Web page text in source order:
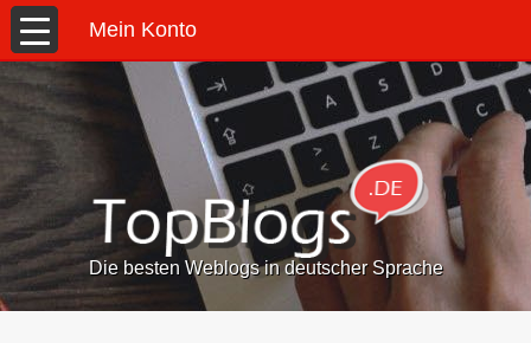
Mein Konto
Die besten Weblogs in deutscher Sprache